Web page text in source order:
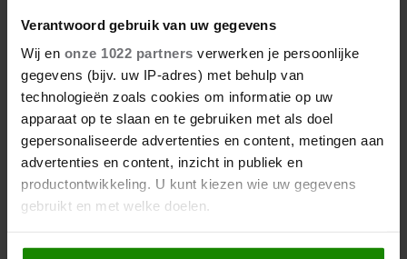
Verantwoord gebruik van uw gegevens
Wij en onze 1022 partners verwerken je persoonlijke
gegevens (bijv. uw IP-adres) met behulp van
technologieën zoals cookies om informatie op uw
apparaat op te slaan en te gebruiken met als doel
gepersonaliseerde advertenties en content, metingen aan
advertenties en content, inzicht in publiek en
productontwikkeling. U kunt kiezen wie uw gegevens
gebruikt en met welke doelen.
Als u het toestaat, willen we ook graag:
De nieuwe Mijn Geheim ligt nu in de winkel
Abonneren
Digitaal lezen
Los kopen